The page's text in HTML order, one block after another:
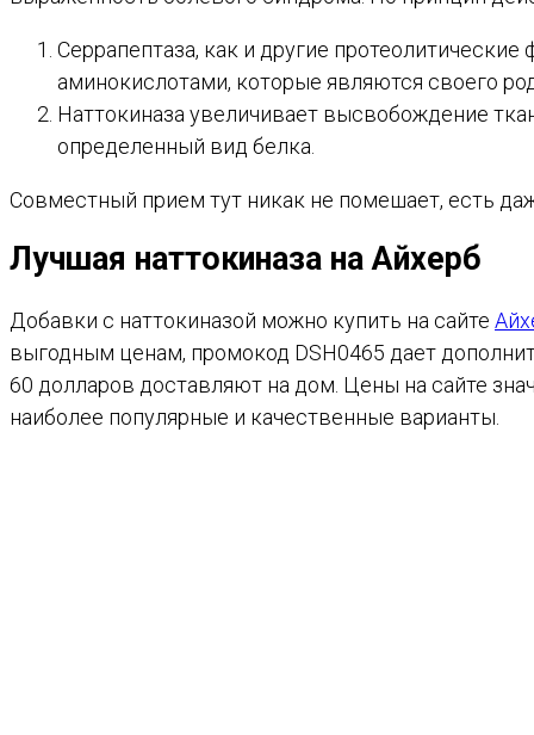
Серрапептаза, как и другие
аминокислотами, которые являются своего
Наттокиназа увеличивает высвобождение
определенный вид белка.
Совместный прием тут никак не помешает, есть
Лучшая наттокиназа на Айхерб
Добавки с наттокиназой можно купить на сайте
выгодным ценам, промокод DSH0465 дает
60 долларов доставляют на дом. Цены на сайте
наиболее популярные и качественные варианты.